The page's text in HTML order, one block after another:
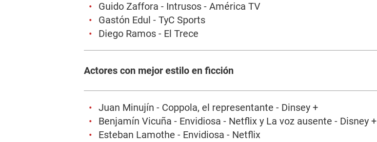
Guido Zaffora - Intrusos - América TV
Gastón Edul - TyC Sports
Diego Ramos - El Trece
Actores con mejor estilo en ficción
Juan Minujín - Coppola, el representante - Dinsey +
Benjamín Vicuña - Envidiosa - Netflix y La voz ausente - Disney +
Esteban Lamothe - Envidiosa - Netflix